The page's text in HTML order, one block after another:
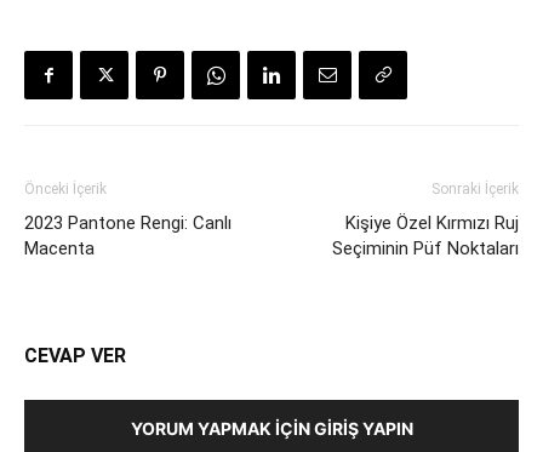
Önceki İçerik
2023 Pantone Rengi: Canlı
Macenta
Sonraki İçerik
Kişiye Özel Kırmızı Ruj
Seçiminin Püf Noktaları
CEVAP VER
YORUM YAPMAK İÇIN GIRIŞ YAPIN